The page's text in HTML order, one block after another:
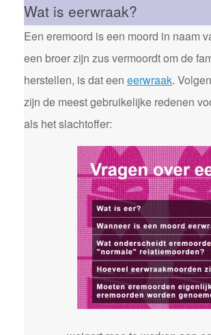
Wat is eerwraak?
Een eremoord is een moord in naam
een broer zijn zus vermoordt om de
herstellen, is dat een eerwraak.
zijn de meest gebruikelijke redenen
als het slachtoffer: